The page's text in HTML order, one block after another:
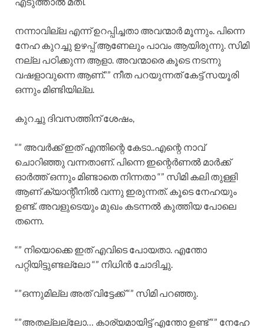
നന്നാവില്ല എന്ന് ഉറപ്പിച്ചതാ അവന്മാർ മൂന്നും. പിന്നെ
നേഹ കുറച്ചു ഉഴപ്പ് ആണേലും പാവം ആയിരുന്നു. സിമി
നല്ല പഠിക്കുന്ന ആളാ. അവന്മാരെ കൂടെ നടന്നു
വഷളാവുന്നെ ആണ്.”” നീത പറയുന്നത് കേട്ട് സയൂരി
ഒന്നും മിണ്ടിയില്ല.
കുറച്ചു ദിവസത്തിന് ശേഷം,
“” അവർക്ക് ഇത് എന്തിന്റെ കേടാ..എന്റെ നാവ്
ചൊറിഞ്ഞു വന്നതാണ്. പിന്നെ ഇന്റെർണൽ മാർക്ക്‌
ഓർത്ത് ഒന്നും മിണ്ടാതെ നിന്നതാ “” സിമി കലി തുള്ളി
ആണ് ക്യാന്റീനിൽ വന്നു ഇരുന്നത്. കൂടെ നേഹയും
ഉണ്ട്. അവളുടെയും മുഖം കടന്നൽ കുത്തിയ പോലെ
തന്നെ.
“” നിയൊക്കെ ഇത് എവിടെ പോയതാ. എന്തോ
പറ്റിയിട്ടുണ്ടല്ലോ “” നിധിൻ ചോദിച്ചു.
“”ഒന്നുമില്ല അത് വിട്ടേക്ക് “” സിമി പറഞ്ഞു.
“”അതല്ലല്ലോ… കാര്യമായിട്ട് എന്തോ ഉണ്ട് “” നേഹേ